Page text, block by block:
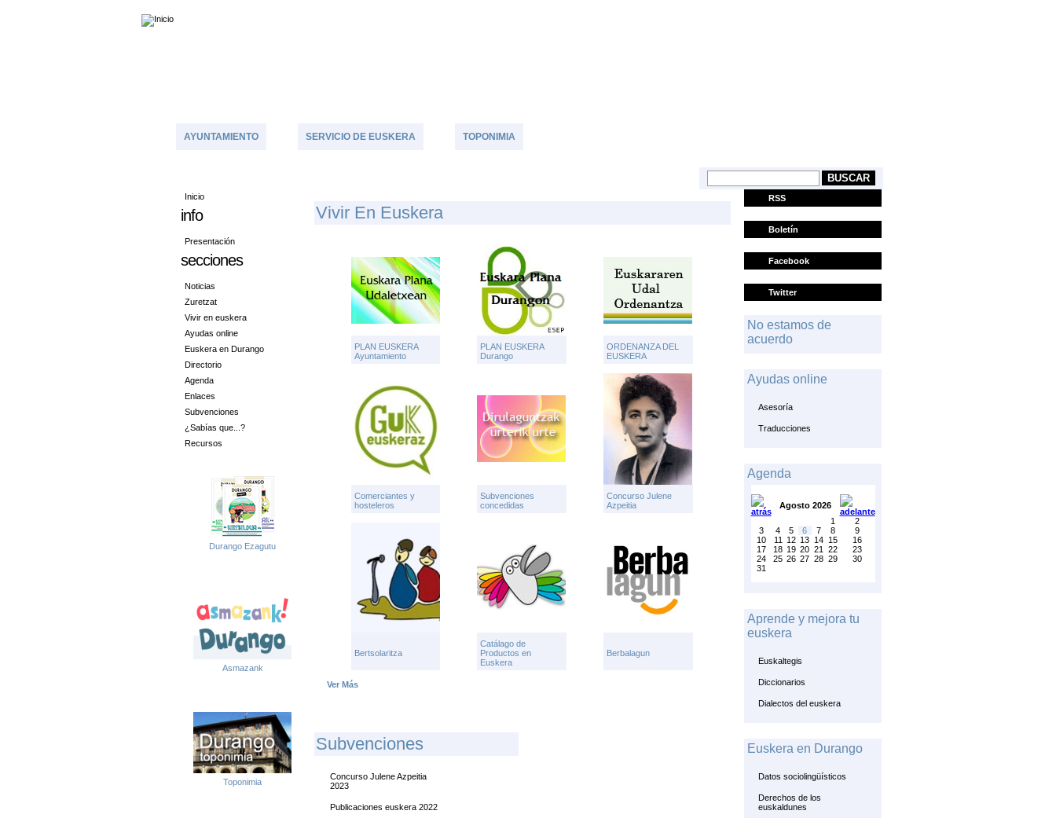
AYUNTAMIENTO SERVICIO DE EUSKERA TOPONIMIA
Inicio
info
Presentación
secciones
Noticias
Zuretzat
Vivir en euskera
Ayudas online
Euskera en Durango
Directorio
Agenda
Enlaces
Subvenciones
¿Sabías que...?
Recursos
Durango Ezagutu
Asmazank
Toponimia
VIvir En Euskera
PLAN EUSKERA
Ayuntamiento
PLAN EUSKERA
Durango
ORDENANZA DEL
EUSKERA
Comerciantes y
hosteleros
Subvenciones
concedidas
Concurso Julene
Azpeitia
Bertsolaritza
Catálago de
Productos en
Euskera
Berbalagun
Ver Más
SUbvenciones
Concurso Julene Azpeitia
2023
Publicaciones euskera 2022
RSS
Boletín
Facebook
Twitter
No estamos de
acuerdo
Ayudas online
Asesoría
Traducciones
Agenda
Agosto 2026
1
2
3
4 5 6 7 8
9
10
11 12 13 14 15
16
17
18 19 20 21 22
23
24
25 26 27 28 29
30
31
Aprende y mejora tu
euskera
Euskaltegis
Diccionarios
Dialectos del euskera
Euskera en Durango
Datos sociolingüísticos
Derechos de los
euskaldunes